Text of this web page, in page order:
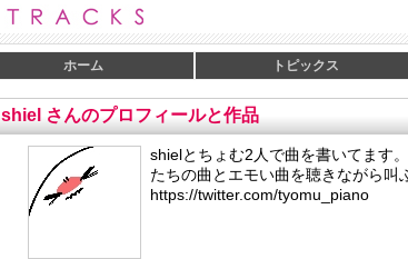
ホーム トピックス
shiel さんのプロフィールと作品
shielとちょむ2人で曲を書いてます
たちの曲とエモい曲を聴きながら
https://twitter.com/tyomu_piano